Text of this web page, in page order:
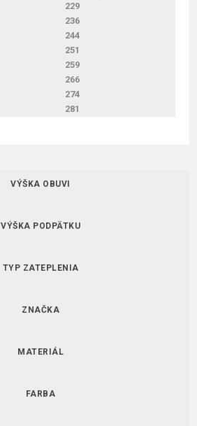
229
236
244
251
259
266
274
281
VÝŠKA OBUVI
VÝŠKA PODPÄTKU
TYP ZATEPLENIA
ZNAČKA
MATERIÁL
FARBA